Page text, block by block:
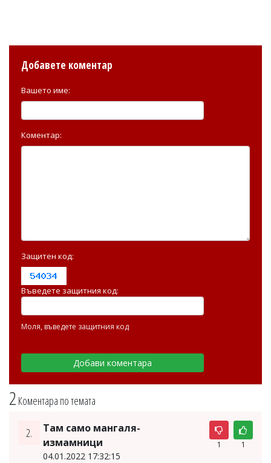
2 Коментара по темата
2.
Там само мангаля-
измамници
04.01.2022 17:32:15
1 1
Добавете коментар
Вашето име:
Коментар:
Защитен код:
Въведете защитния код:
Моля, въведете защитния код